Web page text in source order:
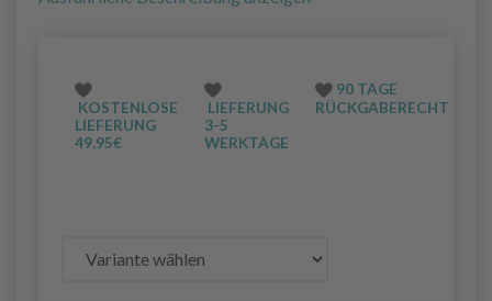
KOSTENLOSE
LIEFERUNG
49,95€
LIEFERUNG
3-5
WERKTAGE
90 TAGE
RÜCKGABERECHT